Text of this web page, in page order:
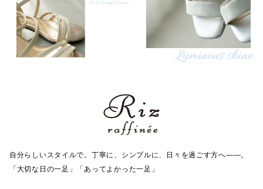
自分らしいスタイルで。丁寧に、シンプルに、日々を過ごす方へ――。
「大切な日の一足」「あってよかった一足」